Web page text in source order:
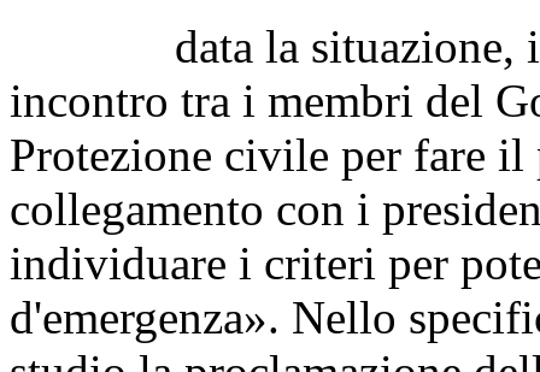
data la situazione, il
incontro tra i membri del
Protezione civile per fare il
collegamento con i
individuare i criteri per
d'emergenza». Nello